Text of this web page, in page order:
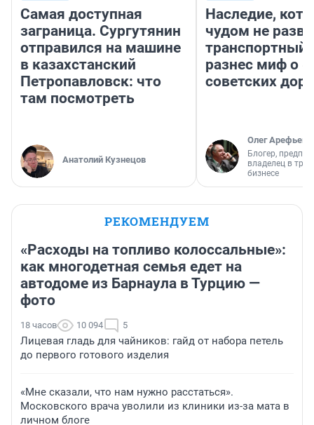
Самая доступная
заграница. Сургутянин
отправился на машине
в казахстанский
Петропавловск: что
там посмотреть
Анатолий Кузнецов
Наследие,
чудом не
транспортный
разнес миф о
советских
Олег Арефьев
Блогер,
владелец в
бизнесе
РЕКОМЕНДУЕМ
«Расходы на топливо колоссальные»:
как многодетная семья едет на
автодоме из Барнаула в Турцию —
фото
18 часов 10 094 5
Лицевая гладь для чайников: гайд от набора петель
до первого готового изделия
«Мне сказали, что нам нужно расстаться».
Московского врача уволили из клиники из-за мата в
личном блоге